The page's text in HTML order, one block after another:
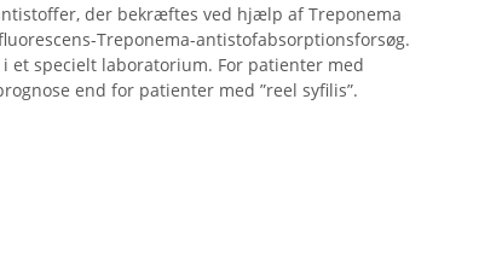
der bekræftes ved hjælp af Treponema
Treponema-antistofabsorptionsforsøg.
et specielt laboratorium. For patienter med
end for patienter med ”reel syfilis”.